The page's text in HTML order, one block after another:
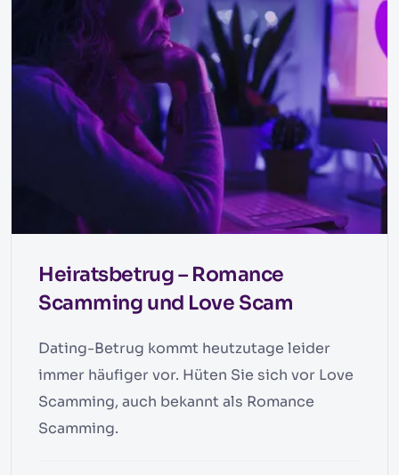
Heiratsbetrug – Romance
Scamming und Love Scam
Dating-Betrug kommt heutzutage leider
immer häufiger vor. Hüten Sie sich vor Love
Scamming, auch bekannt als Romance
Scamming.